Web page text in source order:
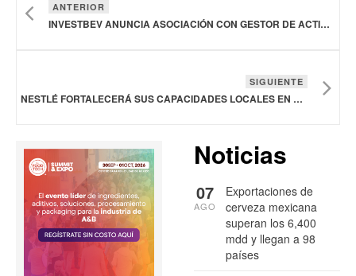
ANTERIOR
INVESTBEV ANUNCIA ASOCIACIÓN CON GESTOR DE ACTIVOS GLOBAL PARA INVERTIR HASTA 100 MDD EN BARRILES DE BOURBON DE KENTUCKY
SIGUIENTE
NESTLÉ FORTALECERÁ SUS CAPACIDADES LOCALES EN ÁREAS CLAVE DE INNOVACIÓN EN SINGAPUR
Noticias
Exportaciones de
cerveza mexicana
superan los 6,400
mdd y llegan a 98
países
07
AGO